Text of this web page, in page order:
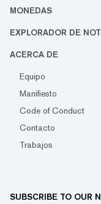
MONEDAS
EXPLORADOR DE
ACERCA DE
Equipo
Manifiesto
Code of Conduct
Contacto
Trabajos
SUBSCRIBE TO OUR